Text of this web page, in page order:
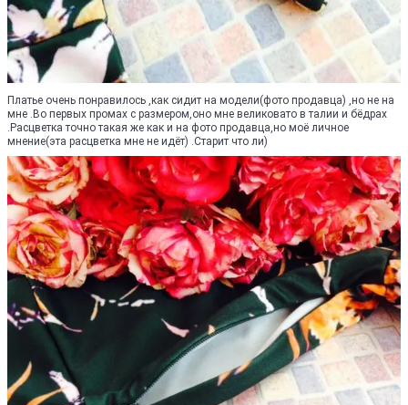
Платье очень понравилось ,как сидит на модели(фото продавца) ,но не на
мне .Во первых промах с размером,оно мне великовато в талии и бёдрах
.Расцветка точно такая же как и на фото продавца,но моё личное
мнение(эта расцветка мне не идёт) .Старит что ли)